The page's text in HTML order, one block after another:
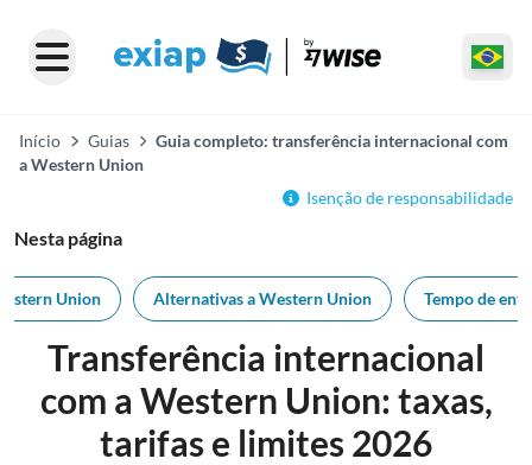
Início Guias
Guia completo: transferência internacional com
a Western Union
Isenção de responsabilidade
Nesta página
Union Alternativas a Western Union Tempo de
Transferência internacional
com a Western Union: taxas,
tarifas e limites 2026